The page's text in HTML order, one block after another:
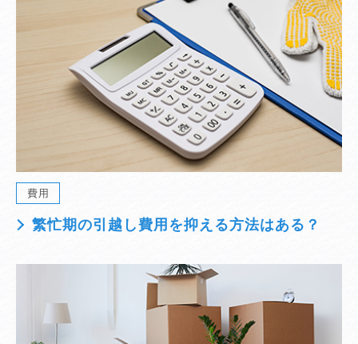
費用
繁忙期の引越し費用を抑える方法はある？